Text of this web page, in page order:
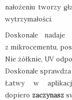
nałożeniu tworzy
wytrzymałości.
Doskonale
z mikrocementu,
Nie żółknie, UV
Doskonale
Łatwy w
dopiero zaczynasz